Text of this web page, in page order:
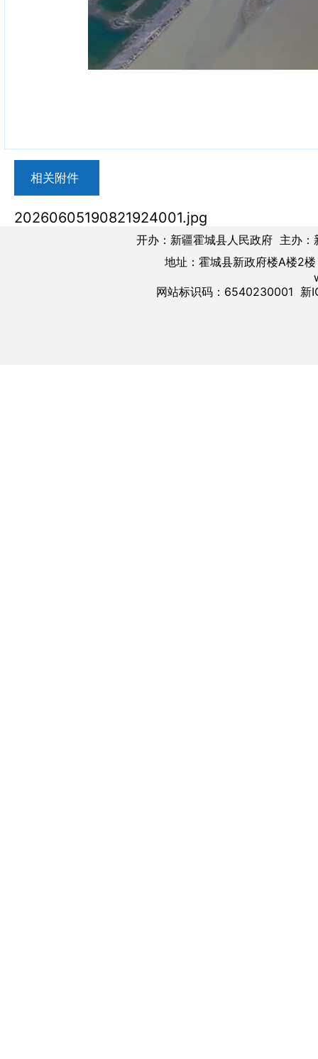
相关附件
20260605190821924001.jpg
开办：新疆霍城县人民政府 主办
地址：霍城县新政府楼A楼
网站标识码：6540230001 新